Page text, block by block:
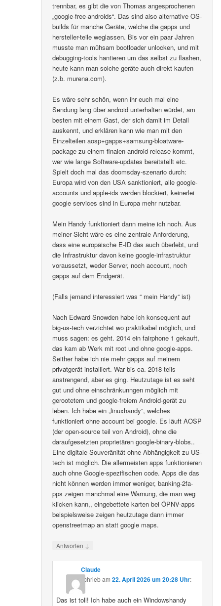
trennbar, es gibt die von Thomas angesprochenen
„google-free-androids“. Das sind also alternative OS-
builds für manche Geräte, welche die gapps und
hersteller-teile weglassen. Bis vor ein paar Jahren
musste man mühsam bootloader unlocken, und mit
debugging-tools hantieren um das selbst zu flashen,
heute kann man solche geräte auch direkt kaufen
(z.b. murena.com).
Es wäre sehr schön, wenn ihr euch mal eine
Sendung lang über android unterhalten würdet, am
besten mit einem Gast, der sich damit im Detail
auskennt, und erklären kann wie man mit den
Einzelteilen aosp+gapps+samsung-bloatware-
package zu einem finalen android-release kommt,
wer wie lange Software-updates bereitstellt etc.
Spielt doch mal das doomsday-szenario durch:
Europa wird von den USA sanktioniert, alle google-
accounts und apple-ids werden blockiert, keinerlei
google services sind in Europa mehr nutzbar.
Mein Handy funktioniert dann meine ich noch. Aus
meiner Sicht wäre es eine zentrale Anforderung,
dass eine europäische E-ID das auch überlebt, und
die Infrastruktur davon keine google-infrastruktur
voraussetzt, weder Server, noch account, noch
gapps auf dem Endgerät.
(Falls jemand interessiert was “ mein Handy“ ist)
Nach Edward Snowden habe ich konsequent auf
big-us-tech verzichtet wo praktikabel möglich, und
muss sagen: es geht. 2014 ein fairphone 1 gekauft,
das kam ab Werk mit root und ohne google-apps.
Seither habe ich nie mehr gapps auf meinem
privatgerät installiert. War bis ca. 2018 teils
anstrengend, aber es ging. Heutzutage ist es seht
gut und ohne einschränkunngen möglich mit
gerootetem und google-freiem Android-gerät zu
leben. Ich habe ein „linuxhandy“, welches
funktioniert ohne account bei google. Es läuft AOSP
(der open-source teil von Android), ohne die
daraufgesetzten proprietären google-binary-blobs..
Eine digitale Souveränität ohne Abhängigkeit zu US-
tech ist möglich. Die allermeisten apps funktionieren
auch ohne Google-spezifischen code. Apps die das
nicht können werden immer weniger, banking-2fa-
pps zeigen manchmal eine Warnung, die man weg
klicken kann,, eingebettete karten bei ÖPNV-apps
beispielsweise zeigen heutzutage dann immer
openstreetmap an statt google maps.
Antworten ↓
Claude
schriebam 22. April 2026 um 20:28 Uhr:
Das ist toll! Ich habe auch ein Windowshandy